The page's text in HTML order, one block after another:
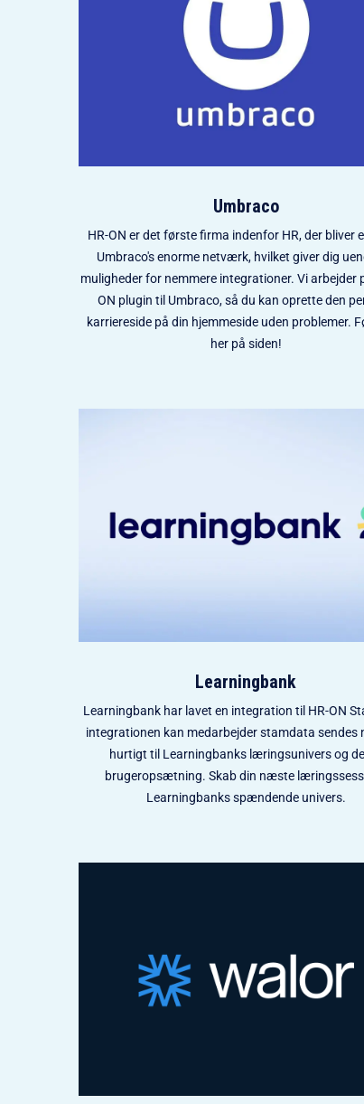
Umbraco
HR-ON er det første firma indenfor HR, der bliver
Umbraco's enorme netværk, hvilket giver dig
muligheder for nemmere integrationer. Vi arbejder
ON plugin til Umbraco, så du kan oprette den
karriereside på din hjemmeside uden problemer.
her på siden!
Learningbank
Learningbank har lavet en integration til HR-ON
integrationen kan medarbejder stamdata sendes
hurtigt til Learningbanks læringsunivers og
brugeropsætning. Skab din næste
Learningbanks spændende univers.